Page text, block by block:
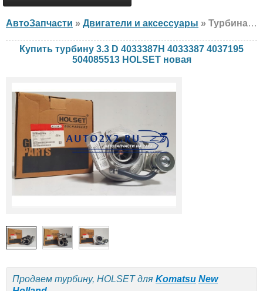
АвтоЗапчасти » Двигатели и аксессуары » Турбина HOLSET 3.3 D 4033387H 4033387 4037195 504085513 Komatsu, New Holland, новая
Купить турбину 3.3 D 4033387H 4033387 4037195
504085513 HOLSET новая
Продаем турбину, HOLSET для Komatsu New